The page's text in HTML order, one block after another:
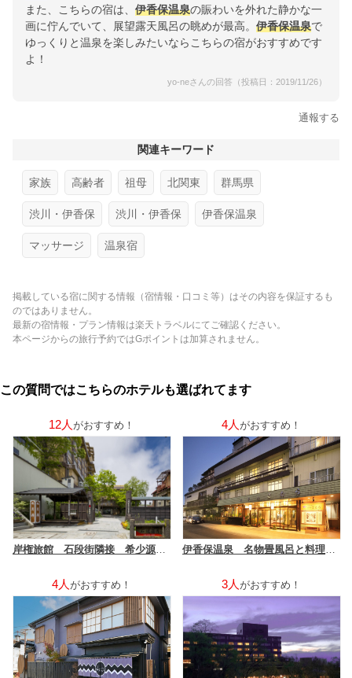
また、こちらの宿は、 伊香保温泉の賑わいを外れた静かな一
画に佇んでいて、展望露天風呂の眺めが最高。 伊香保温泉で
ゆっくりと温泉を楽しみたいならこちらの宿がおすすめです
よ！
yo-neさんの回答（投稿日：2019/11/26）
通報する
関連キーワード
家族 高齢者 祖母 北関東 群馬県
渋川・伊香保 渋川・伊香保 伊香保温泉
マッサージ 温泉宿
掲載している宿に関する情報（宿情報・口コミ等）はその内容を保証するも
のではありません。
最新の宿情報・プラン情報は楽天トラベルにてご確認ください。
本ページからの旅行予約ではGポイントは加算されません。
この質問ではこちらのホテルも選ばれてます
12人 がおすすめ！ 4人 がおすすめ！
4人 がおすすめ！ 3人 がおすすめ！